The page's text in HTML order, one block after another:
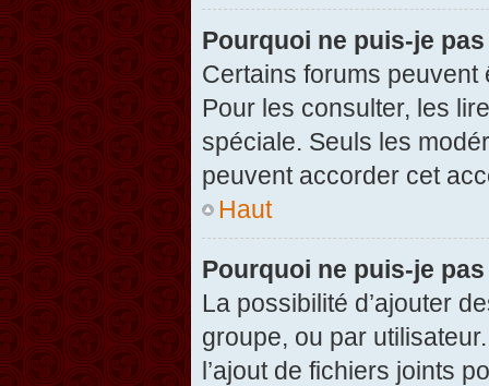
Pourquoi ne puis-je
Certains forums
Pour les consulter, les
spéciale. Seuls les
peuvent accorder cet
Haut
Pourquoi ne puis-je
La possibilité d’ajouter
groupe, ou par
l’ajout de fichiers joints